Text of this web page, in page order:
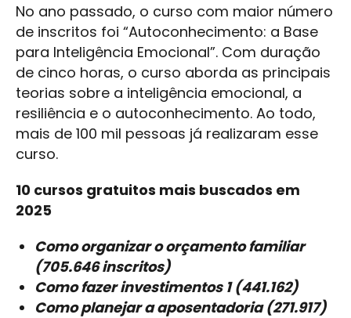
No ano passado, o curso com maior número
de inscritos foi “Autoconhecimento: a Base
para Inteligência Emocional”. Com duração
de cinco horas, o curso aborda as principais
teorias sobre a inteligência emocional, a
resiliência e o autoconhecimento. Ao todo,
mais de 100 mil pessoas já realizaram esse
curso.
10 cursos gratuitos mais buscados em
2025
Como organizar o orçamento familiar
(705.646 inscritos)
Como fazer investimentos 1 (441.162)
Como planejar a aposentadoria (271.917)